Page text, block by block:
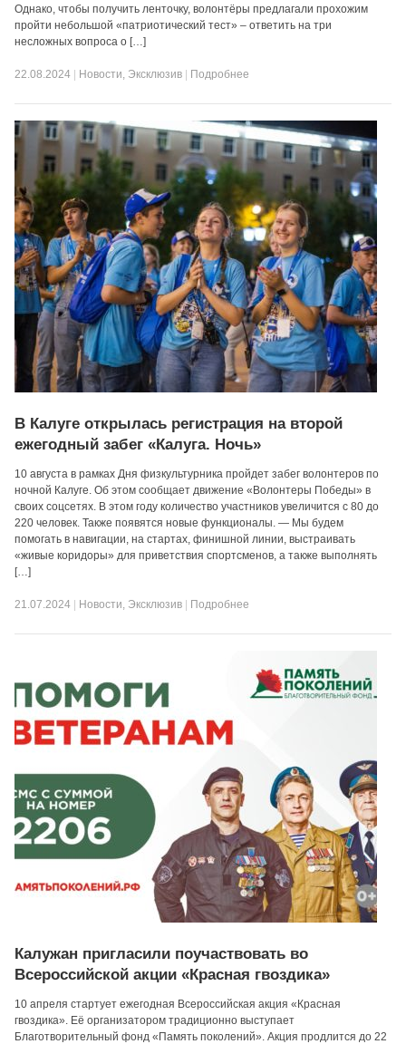
Однако, чтобы получить ленточку, волонтёры предлагали прохожим
пройти небольшой «патриотический тест» – ответить на три
несложных вопроса о […]
22.08.2024 Новости, Эксклюзив Подробнее
В Калуге открылась регистрация на второй
ежегодный забег «Калуга. Ночь»
10 августа в рамках Дня физкультурника пройдет забег волонтеров по
ночной Калуге. Об этом сообщает движение «Волонтеры Победы» в
своих соцсетях. В этом году количество участников увеличится с 80 до
220 человек. Также появятся новые функционалы. — Мы будем
помогать в навигации, на стартах, финишной линии, выстраивать
«живые коридоры» для приветствия спортсменов, а также выполнять
[…]
21.07.2024 Новости, Эксклюзив Подробнее
Калужан пригласили поучаствовать во
Всероссийской акции «Красная гвоздика»
10 апреля стартует ежегодная Всероссийская акция «Красная
гвоздика». Её организатором традиционно выступает
Благотворительный фонд «Память поколений». Акция продлится до 22